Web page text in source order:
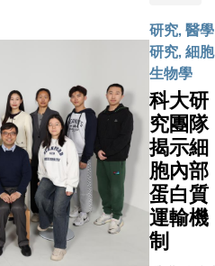
研究, 醫學
研究, 細胞
生物學
科大研
究團隊
揭示細
胞內部
蛋白質
運輸機
制